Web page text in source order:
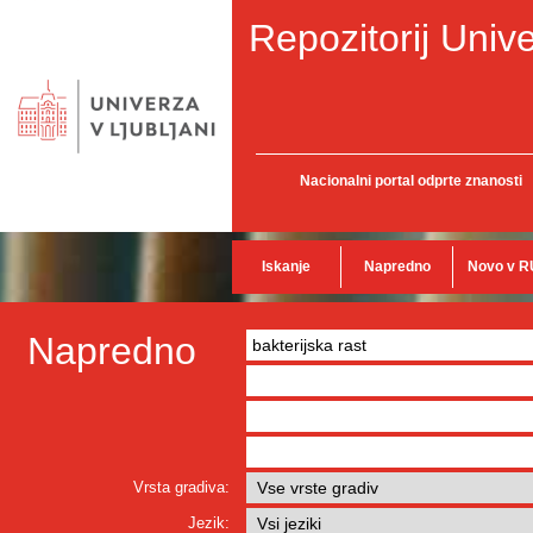
Repozitorij
Nacionalni portal odprte znanosti
Iskanje Napredno Novo v
Napredno
Vrsta gradiva:
Jezik: